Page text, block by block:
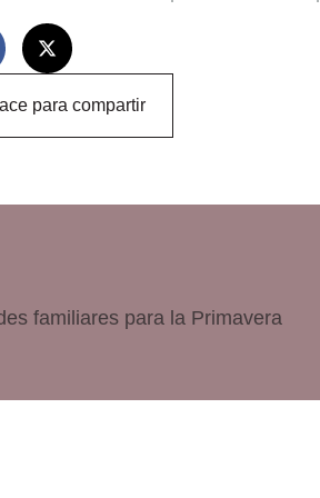
para compartir
familiares para la Primavera